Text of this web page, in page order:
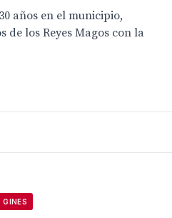
años en el municipio,
los Reyes Magos con la
GINES